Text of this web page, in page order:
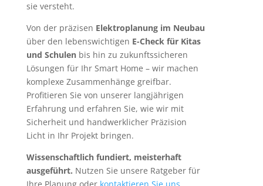
sie versteht.
Von der präzisen Elektroplanung im Neubau
über den lebenswichtigen E-Check für Kitas
und Schulenbis hin zu zukunftssicheren
Lösungen für Ihr Smart Home – wir machen
komplexe Zusammenhänge greifbar.
Profitieren Sie von unserer langjährigen
Erfahrung und erfahren Sie, wie wir mit
Sicherheit und handwerklicher Präzision
Licht in Ihr Projekt bringen.
Wissenschaftlich fundiert, meisterhaft
ausgeführt. Nutzen Sie unsere Ratgeber für